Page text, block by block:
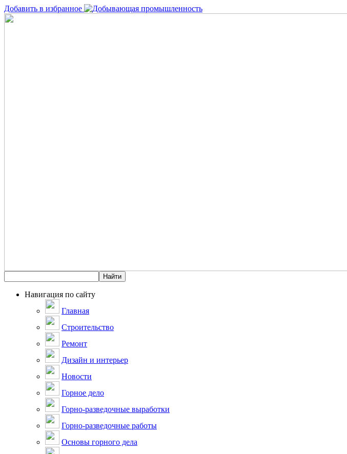
Добавить в избранное
Навигация по сайту
Главная
Строительство
Ремонт
Дизайн и интерьер
Новости
Горное дело
Горно-разведочные выработки
Горно-разведочные работы
Основы горного дела